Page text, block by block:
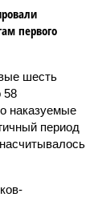
первого
шесть
58
наказуемые
период